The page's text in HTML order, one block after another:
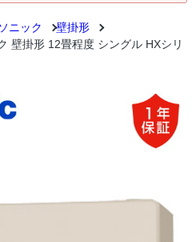
ニック
壁掛形
壁掛形 12畳程度 シングル HXシリ